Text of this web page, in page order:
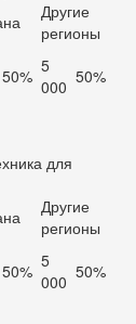
Другие
регионы
50% 5
000 50%
для
Другие
регионы
50% 5
000 50%